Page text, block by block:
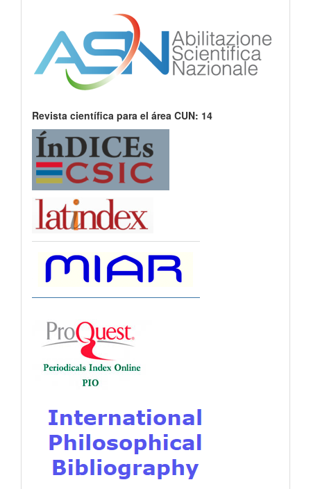
Revista científica para el área CUN: 14